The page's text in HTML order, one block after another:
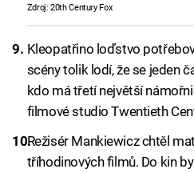
Zdroj: 20th Century Fox
Kleopatřino loďstvo
scény tolik lodí, že se jeden
kdo má třetí největší
filmové studio Twentieth
Režisér Mankiewicz chtěl
tříhodinových filmů. Do kin